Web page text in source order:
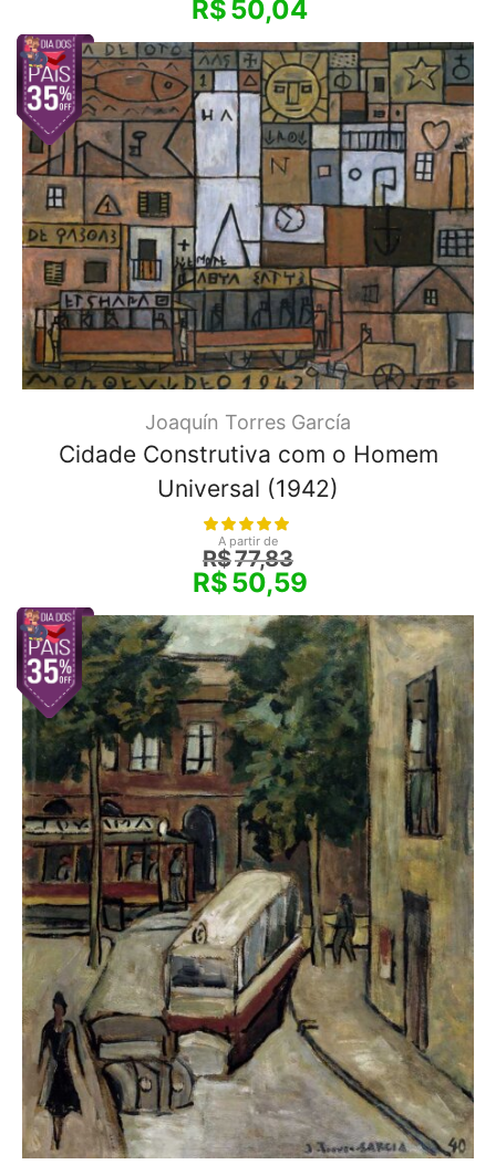
R$50,04
Joaquín Torres García
Cidade Construtiva com o Homem
Universal (1942)
A partir de
R$77,83
R$50,59